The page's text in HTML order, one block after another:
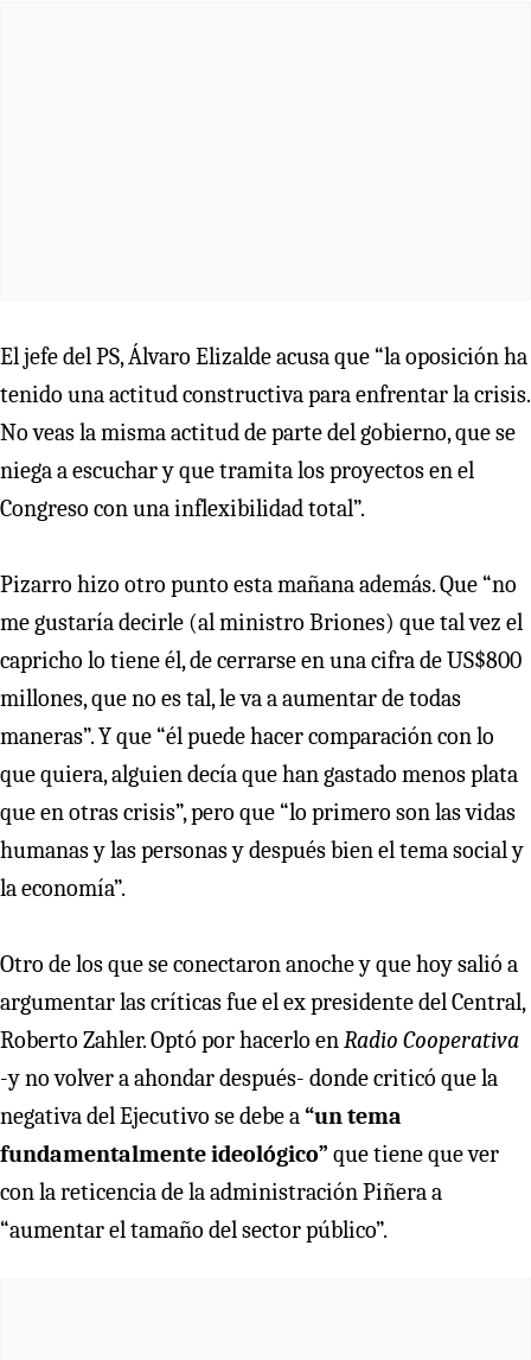
El jefe del PS, Álvaro Elizalde acusa que “la oposición ha
tenido una actitud constructiva para enfrentar la crisis.
No veas la misma actitud de parte del gobierno, que se
niega a escuchar y que tramita los proyectos en el
Congreso con una inflexibilidad total”.
Pizarro hizo otro punto esta mañana además. Que “no
me gustaría decirle (al ministro Briones) que tal vez el
capricho lo tiene él, de cerrarse en una cifra de US$800
millones, que no es tal, le va a aumentar de todas
maneras”. Y que “él puede hacer comparación con lo
que quiera, alguien decía que han gastado menos plata
que en otras crisis”, pero que “lo primero son las vidas
humanas y las personas y después bien el tema social y
la economía”.
Otro de los que se conectaron anoche y que hoy salió a
argumentar las críticas fue el ex presidente del Central,
Roberto Zahler. Optó por hacerlo enRadio Cooperativa
-y no volver a ahondar después- donde criticó que la
negativa del Ejecutivo se debe a“un tema
fundamentalmente ideológico” que tiene que ver
con la reticencia de la administración Piñera a
“aumentar el tamaño del sector público”.